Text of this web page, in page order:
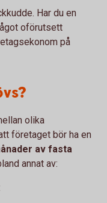
Har du en
oförutsett
på
olika
företaget bör ha en
av fasta
annat av: